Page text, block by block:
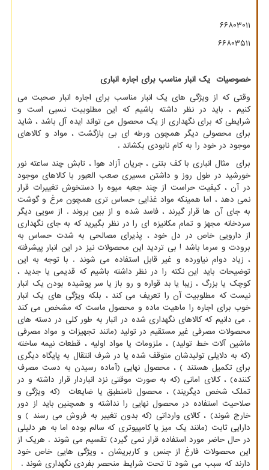
۶۶۸۰۳۰۱۱
۶۶۸۰۳۵۱۱
خصوصیات یک انبار مناسب برای اجاره انباری
وقتی که از ویژگی های یک انبار مناسب برای اجاره انبار صحبت می
کنیم ، باید در نظر داشته باشیم که این مطلوبیت نسبی است و
شرایطی که برای نگهداری از یک محصول می تواند ایده آل باشد ، شاید
برای محصولی دیگر همچون ورطه ای بی بازگشت ، مواد و کالاهای
موجود در خود را به کام نابودی بکشاند .
برای مثال انباری با کف بتنی ، جریان آزاد هوا ، تابش چند ساعته نور
خورشید در طول روز و داشتن مسیری صعب العبور با کالاهای موجود
در آن ، کیفیت حراست از چند جعبه میوه را دستخوش تغییرات قرار
نمی دهد ، اما همینکه مواد غذایی حساس تری همچون مرغ و گوشت
به جای آن ها قرار گیرند ، فاسد شده و از بین بروند . از سویی دیگر
سردخانه مجهز و تمام مکانیزه ای را در نظر بگیرید که به جای نگهداری
از دارویی خاص در دل خود ، پذیرای مصالحی به شدت حساس به
برودت و سرما باشد ! بی تردید این محصولات نیز در این انبار پیشرفته
، زیاد دوام نیاورده و غیر قابل استفاده می شوند . با توجه به این
توضیحات باید این نکته را در نظر داشته باشیم که قدیمی یا جدید ،
کوچک یا بزرگ ، زیبا یا بد قواره و رو باز یا سر پوشیده بودن یک انبار
نیست که مطلوبیت آن را تعریف می کند ، بلکه ویژگی های یک انبار
خوب برای اجاره را ماهیت ماده و محصول ماست که مشخص می کند
. می دانیم که کالاهای نگهداری شده در انبار به طور کلی در دسته های
محصولات مصرفی غیر مستقیم در تولید (مانند تجهیزات و مواد مصرفی
ماشین آلات خط تولید) ، ملزومات یا مواد اولیه ، قطعات نیمه ساخته
(که به دلایلی تولیدشان متوقف شده یا در شرف انتقال به پایگاه دیگری
برای تکمیل هستند ) ، محصول نهایی (آماده رسیدن به دست مصرف
کننده) ، کالای امانی (که به صورت موقتی نزد انباردار قرار داشته و در
تملک شخص دیگریند) ، محصول نامنطبق یا ضایعات (که ویژگی و
صلاحیت استفاده در محصول نهایی را نداشته و همچنین باید از دور
خارج شوند) ، کالای وارداتی (که بدون تغییر به فروش می رسند ) و
دارایی ثابت (مانند یک میز یا کامپیوتری که سالم بوده اما به هر دلیلی
در حال حاضر مورد استفاده قرار نمی گیرد) تقسیم می شوند . هریک از
این محصولات فارغ از جنس و کاربریشان ، ویژگی هایی خاص خود
دارند که سبب می شود تا تحت شرایط منحصر بفردی نگهداری شوند .